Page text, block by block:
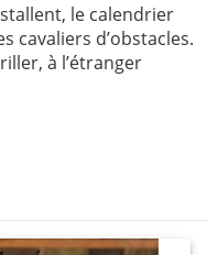
le calendrier
cavaliers d’obstacles.
à l’étranger